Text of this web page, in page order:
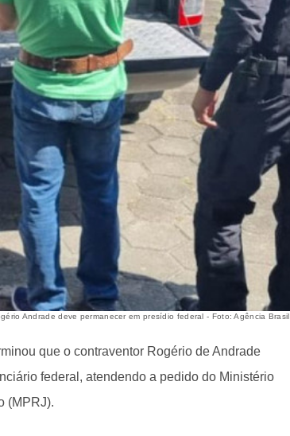
Andrade deve permanecer em presídio federal - Foto: Agência Brasil
que o contraventor Rogério de Andrade
federal, atendendo a pedido do Ministério
(MPRJ).